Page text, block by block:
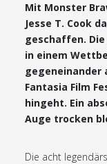
Mit Monster
Jesse T. Cook
geschaffen.
in einem
gegeneinander
Fantasia Film
hingeht. Ein
Auge trocken
Die acht